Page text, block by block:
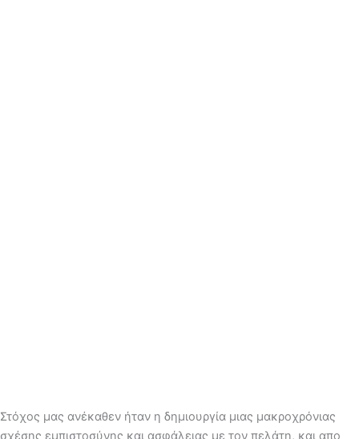
Στόχος μας ανέκαθεν ήταν η δημιουργία μιας μακροχρόνιας
σχέσης εμπιστοσύνης και ασφάλειας με τον πελάτη, και απο